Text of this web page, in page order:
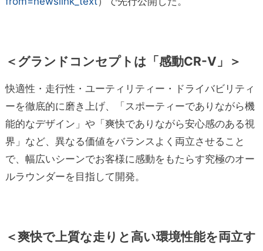
＜グランドコンセプトは「感動CR-V」＞
快適性・走行性・ユーティリティー・ドライバビリティ
ーを徹底的に磨き上げ、「スポーティーでありながら機
能的なデザイン」や「爽快でありながら安心感のある視
界」など、異なる価値をバランスよく両立させること
で、幅広いシーンでお客様に感動をもたらす究極のオー
ルラウンダーを目指して開発。
＜爽快で上質な走りと高い環境性能を両立す